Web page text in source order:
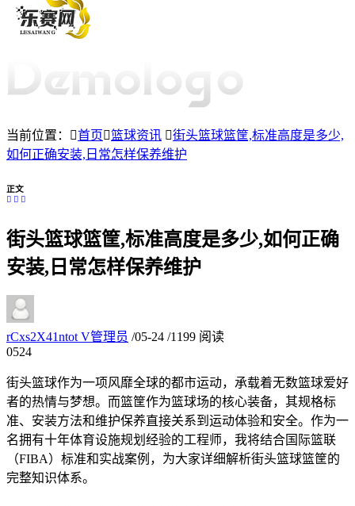
当前位置： 首页 篮球资讯
街头篮球篮筐,标准高度是多少,
如何正确安装,日常怎样保养维护
正文
街头篮球篮筐,标准高度是多少,如何正确
安装,日常怎样保养维护
rCxs2X41ntot V管理员 /05-24 /1199 阅读
0524
街头篮球作为一项风靡全球的都市运动，承载着无数篮球爱好
者的热情与梦想。而篮筐作为篮球场的核心装备，其规格标
准、安装方法和维护保养直接关系到运动体验和安全。作为一
名拥有十年体育设施规划经验的工程师，我将结合国际篮联
（FIBA）标准和实战案例，为大家详细解析街头篮球篮筐的
完整知识体系。